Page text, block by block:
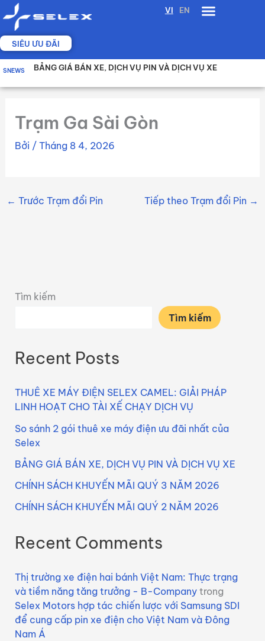
Nhảy
nội
dung
VI EN
SIÊU ƯU ĐÃI
SNEWS
THUÊ XE MÁY ĐIỆN SELEX CAMEL: GIẢI PHÁP LINH HOẠT
So sánh 2 gói thuê xe máy điện ưu đãi nhất của Selex
BẢNG GIÁ BÁN XE, DỊCH VỤ PIN VÀ DỊCH VỤ XE
Trạm Ga Sài Gòn
Bởi /Tháng 8 4, 2026
← Trước Trạm đổi Pin Tiếp theo Trạm đổi Pin →
Tìm kiếm
Tìm kiếm
Recent Posts
THUÊ XE MÁY ĐIỆN SELEX CAMEL: GIẢI PHÁP
LINH HOẠT CHO TÀI XẾ CHẠY DỊCH VỤ
So sánh 2 gói thuê xe máy điện ưu đãi nhất của
Selex
BẢNG GIÁ BÁN XE, DỊCH VỤ PIN VÀ DỊCH VỤ XE
CHÍNH SÁCH KHUYẾN MÃI QUÝ 3 NĂM 2026
CHÍNH SÁCH KHUYẾN MÃI QUÝ 2 NĂM 2026
Recent Comments
Thị trường xe điện hai bánh Việt Nam: Thực trạng
và tiềm năng tăng trưởng - B-Company trong
Selex Motors hợp tác chiến lược với Samsung SDI
để cung cấp pin xe điện cho Việt Nam và Đông
Nam Á